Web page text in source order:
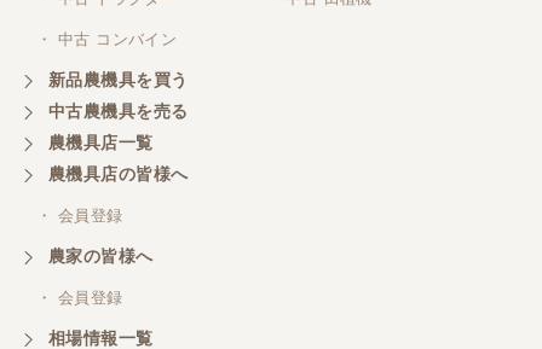
・ 中古 コンバイン
新品農機具を買う
中古農機具を売る
農機具店一覧
農機具店の皆様へ
・ 会員登録
農家の皆様へ
・ 会員登録
相場情報一覧